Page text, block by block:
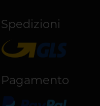
Spedizioni
Pagamento